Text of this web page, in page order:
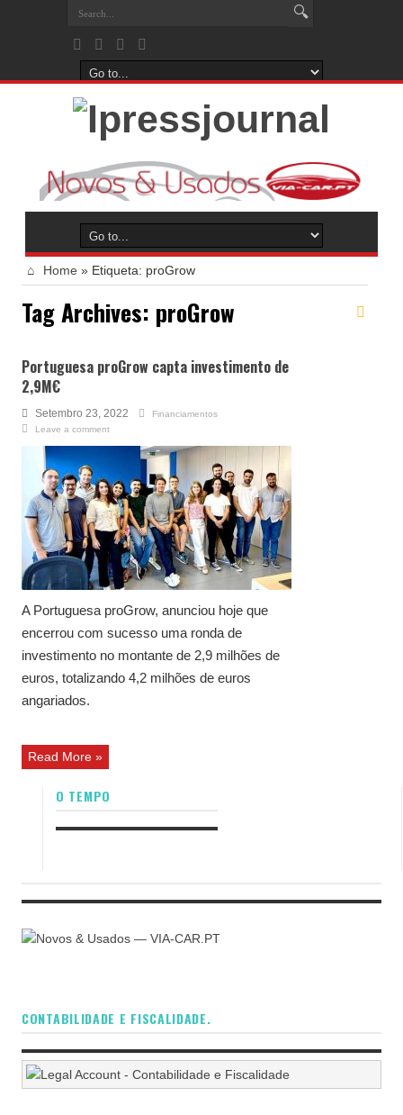
Home » Etiqueta: proGrow
Tag Archives: proGrow
Portuguesa proGrow capta investimento de
2,9M€
Setembro 23, 2022
Financiamentos
Leave a comment
A Portuguesa proGrow, anunciou hoje que
encerrou com sucesso uma ronda de
investimento no montante de 2,9 milhões de
euros, totalizando 4,2 milhões de euros
angariados.
Read More »
O TEMPO
CONTABILIDADE E FISCALIDADE.